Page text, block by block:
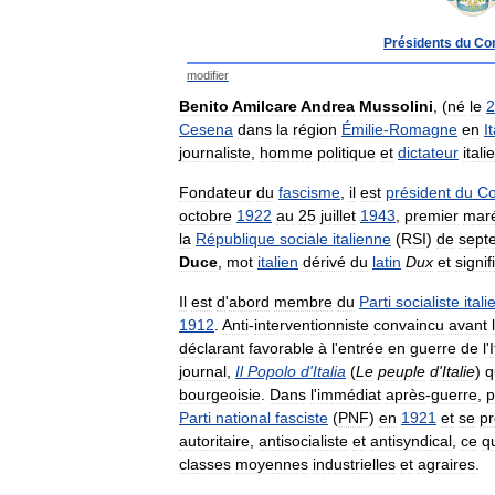
Présidents du
modifier
Benito AmilcareAndrea Mussolini , (né le
Cesena dans la région Émilie-Romagne en
journaliste homme politique et dictateur
Fondateur du fascisme il est président du
octobre 1922 au 25 juillet 1943 premier
la République sociale italienne (RSI) de
Duce mot italien dérivé du latin Dux et
Il est d'abord membre du Parti socialiste
1912 Anti-interventionniste convaincu avant
déclarant favorable à l'entrée en guerre de l'
journal Il Popolo d'Italia (Le peuple d'Italie)
bourgeoisie Dans l'immédiat après-guerre
Parti national fasciste (PNF) en 1921 et se
autoritaire antisocialiste et antisyndical ce
classes moyennes industrielles et agraires